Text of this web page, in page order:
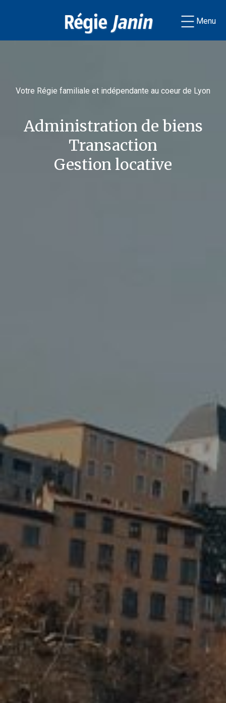
Menu
Votre Régie familiale et indépendante au coeur de Lyon
Administration de biens
Transaction
Gestion locative